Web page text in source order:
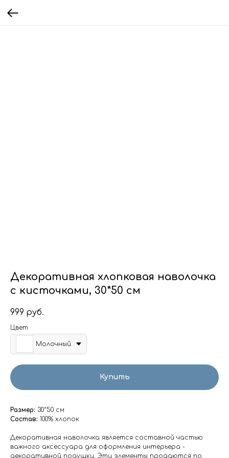
Декоративная хлопковая наволочка
с кисточками, 30*50 см
999 руб.
Цвет
Молочный
Купить
Размер: 30*50 см
Состав: 100% хлопок
Декоративная наволочка является составной частью
важного аксессуара для оформления интерьера -
декоративной подушки. Эти элементы продаются по